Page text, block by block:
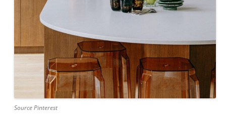
Source Pinterest